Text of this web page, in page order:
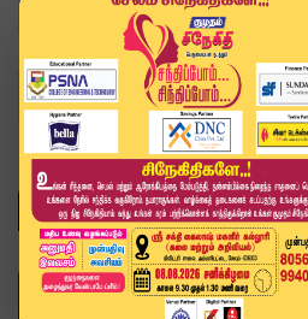
Home Topics
வீடியோ ஸ்டோரி